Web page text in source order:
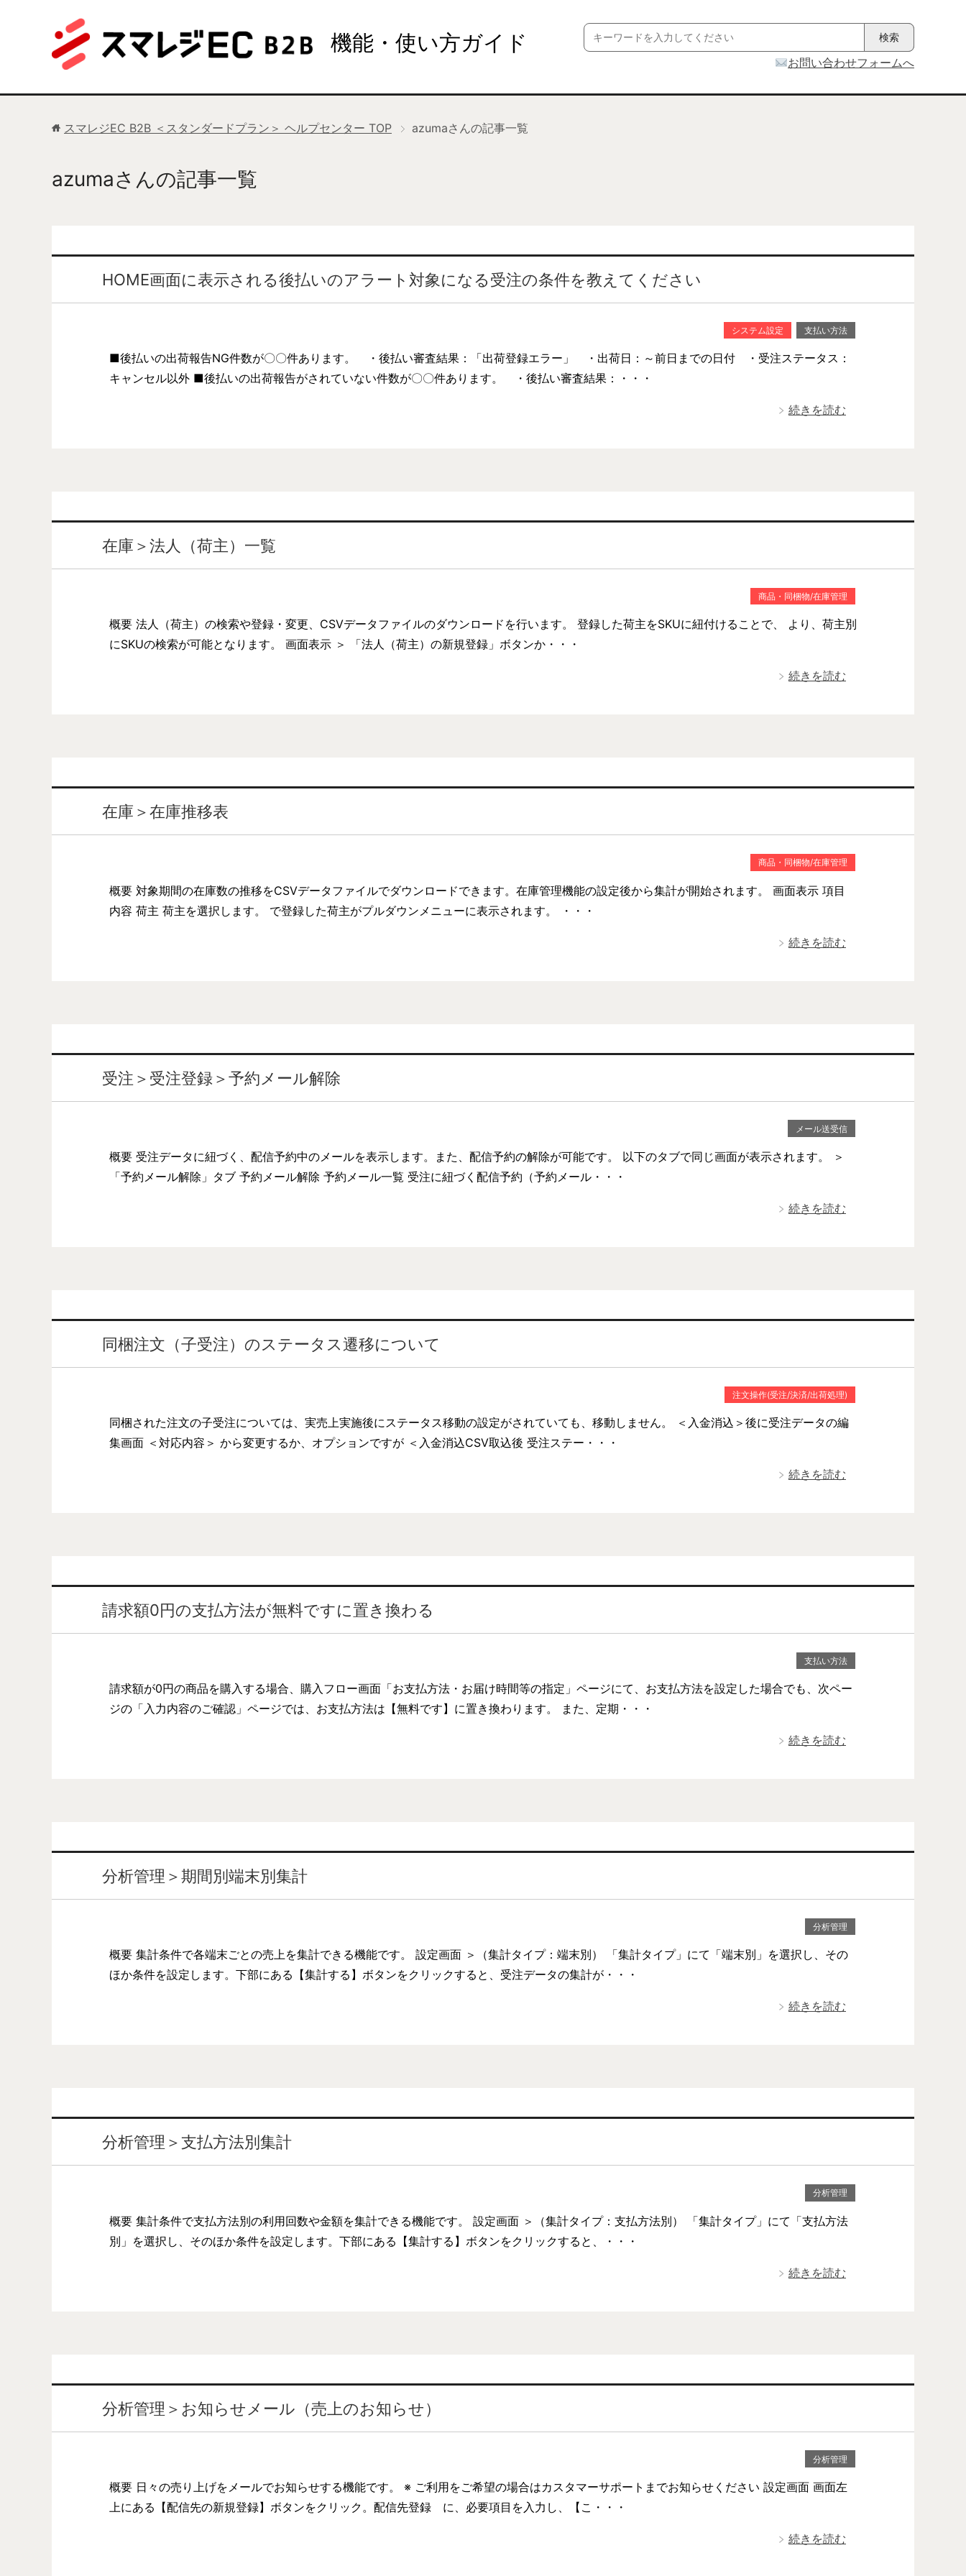
機能・使い方ガイド
Search
for:
お問い合わせフォームへ
スマレジEC B2B ＜スタンダードプラン＞ ヘルプセンター TOP azumaさんの記事一覧
azumaさんの記事一覧
HOME画面に表示される後払いのアラート対象になる受注の条件を教えてください
システム設定 支払い方法
■後払いの出荷報告NG件数が〇〇件あります。 ・後払い審査結果：「出荷登録エラー」 ・出荷日：～前日までの日付 ・受注ステータス：
キャンセル以外 ■後払いの出荷報告がされていない件数が〇〇件あります。 ・後払い審査結果：・・・
続きを読む
在庫＞法人（荷主）一覧
商品・同梱物/在庫管理
概要 法人（荷主）の検索や登録・変更、CSVデータファイルのダウンロードを行います。 登録した荷主をSKUに紐付けることで、 より、荷主別
にSKUの検索が可能となります。 画面表示 ＞ 「法人（荷主）の新規登録」ボタンか・・・
続きを読む
在庫＞在庫推移表
商品・同梱物/在庫管理
概要 対象期間の在庫数の推移をCSVデータファイルでダウンロードできます。在庫管理機能の設定後から集計が開始されます。 画面表示 項目
内容 荷主 荷主を選択します。 で登録した荷主がプルダウンメニューに表示されます。 ・・・
続きを読む
受注＞受注登録＞予約メール解除
メール送受信
概要 受注データに紐づく、配信予約中のメールを表示します。また、配信予約の解除が可能です。 以下のタブで同じ画面が表示されます。 ＞
「予約メール解除」タブ 予約メール解除 予約メール一覧 受注に紐づく配信予約（予約メール・・・
続きを読む
同梱注文（子受注）のステータス遷移について
注文操作(受注/決済/出荷処理)
同梱された注文の子受注については、実売上実施後にステータス移動の設定がされていても、移動しません。 ＜入金消込＞後に受注データの編
集画面 ＜対応内容＞ から変更するか、オプションですが ＜入金消込CSV取込後 受注ステー・・・
続きを読む
請求額0円の支払方法が無料ですに置き換わる
支払い方法
請求額が0円の商品を購入する場合、購入フロー画面「お支払方法・お届け時間等の指定」ページにて、お支払方法を設定した場合でも、次ペー
ジの「入力内容のご確認」ページでは、お支払方法は【無料です】に置き換わります。 また、定期・・・
続きを読む
分析管理＞期間別端末別集計
分析管理
概要 集計条件で各端末ごとの売上を集計できる機能です。 設定画面 ＞（集計タイプ：端末別） 「集計タイプ」にて「端末別」を選択し、その
ほか条件を設定します。下部にある【集計する】ボタンをクリックすると、受注データの集計が・・・
続きを読む
分析管理＞支払方法別集計
分析管理
概要 集計条件で支払方法別の利用回数や金額を集計できる機能です。 設定画面 ＞（集計タイプ：支払方法別） 「集計タイプ」にて「支払方法
別」を選択し、そのほか条件を設定します。下部にある【集計する】ボタンをクリックすると、・・・
続きを読む
分析管理＞お知らせメール（売上のお知らせ）
分析管理
概要 日々の売り上げをメールでお知らせする機能です。 ※ ご利用をご希望の場合はカスタマーサポートまでお知らせください 設定画面 画面左
上にある【配信先の新規登録】ボタンをクリック。配信先登録 に、必要項目を入力し、【こ・・・
続きを読む